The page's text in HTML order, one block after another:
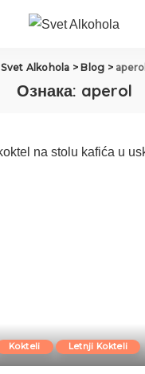
Svet Alkohola > Blog > aperol
Ознака: aperol
Kokteli Letnji Kokteli